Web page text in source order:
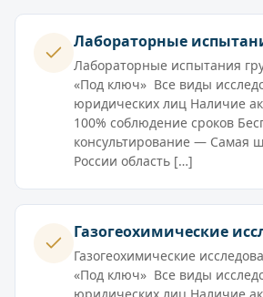
Лабораторные
Лабораторные испытания
«Под ключ» Все виды
юридических лиц Наличие
100% соблюдение сроков
консультирование — Самая
России область […]
Газогеохимические
Газогеохимические
«Под ключ» Все виды